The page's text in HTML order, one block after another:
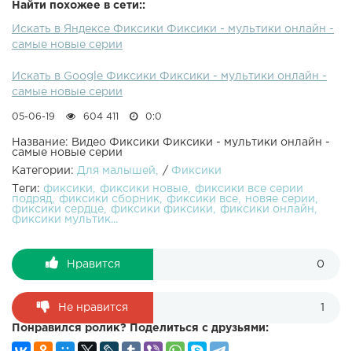
Найти похожее в сети::
Искать в Яндексе Фиксики Фиксики - мультики онлайн -
самые новые серии
Искать в Google Фиксики Фиксики - мультики онлайн -
самые новые серии
05-06-19 604 411 0:0
Название: Видео Фиксики Фиксики - мультики онлайн -
самые новые серии
Категории: Для малышей / Фиксики
Теги: фиксики фиксики новые
фиксики все серии
подряд
фиксики сборник фиксики все
новяе серии
фиксики сердце
фиксики фиксики
фиксики онлайн
фиксики мультик...
Нравится 0
Не нравится
Понравился ролик? Поделиться с друзьями: